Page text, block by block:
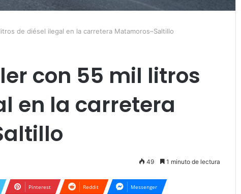
de diésel ilegal en la carretera Matamoros–Saltillo
con 55 mil litros
en la carretera
49 1 minuto de lectura
Pinterest Reddit Messenger